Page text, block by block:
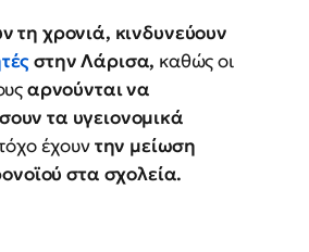
τη χρονιά, κινδυνεύουν
στην Λάρισα, καθώς οι
αρνούνται να
τα υγειονομικά
έχουντην μείωση
στα σχολεία.